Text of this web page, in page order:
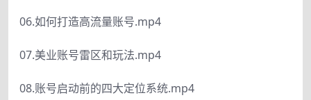
06.如何打造高流量账号.mp4
07.美业账号雷区和玩法.mp4
08.账号启动前的四大定位系统.mp4